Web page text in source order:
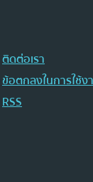
ติดต่อเรา
ข้อตกลงในการใช้ง
RSS